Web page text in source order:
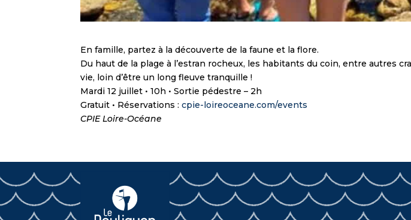
En famille, partez à la découverte de la faune et la flore.
Du haut de la plage à l’estran rocheux, les habitants du coin, entre autres
vie, loin d’être un long fleuve tranquille !
Mardi 12 juillet • 10h • Sortie pédestre – 2h
Gratuit • Réservations :cpie-loireoceane.com/events
CPIE Loire-Océane